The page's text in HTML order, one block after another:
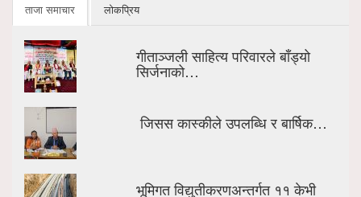
ताजा समाचार लोकप्रिय
गीताञ्जली साहित्य परिवारले बाँड्यो
सिर्जनाको…
जिसस कास्कीले उपलब्धि र बार्षिक…
भूमिगत विद्युतीकरणअन्तर्गत ११ केभी